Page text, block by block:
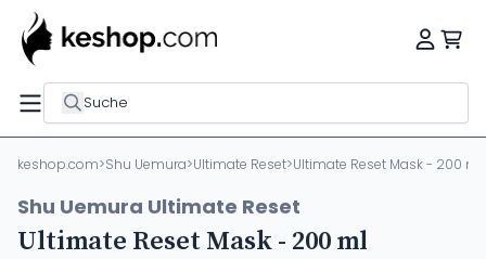
Suche
keshop.com>Shu Uemura>Ultimate Reset>Ultimate Reset Mask - 200 ml
Shu Uemura Ultimate Reset
Ultimate Reset Mask - 200 ml